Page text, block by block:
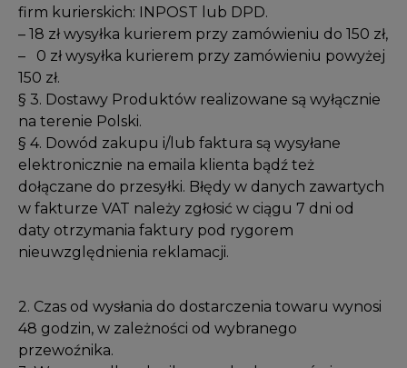
firm kurierskich: INPOST lub DPD.
– 18 zł wysyłka kurierem przy zamówieniu do 150 zł,
– 0 zł wysyłka kurierem przy zamówieniu powyżej
150 zł.
§ 3. Dostawy Produktów realizowane są wyłącznie
na terenie Polski.
§ 4. Dowód zakupu i/lub faktura są wysyłane
elektronicznie na emaila klienta bądź też
dołączane do przesyłki. Błędy w danych zawartych
w fakturze VAT należy zgłosić w ciągu 7 dni od
daty otrzymania faktury pod rygorem
nieuwzględnienia reklamacji.
2. Czas od wysłania do dostarczenia towaru wynosi
48 godzin, w zależności od wybranego
przewoźnika.